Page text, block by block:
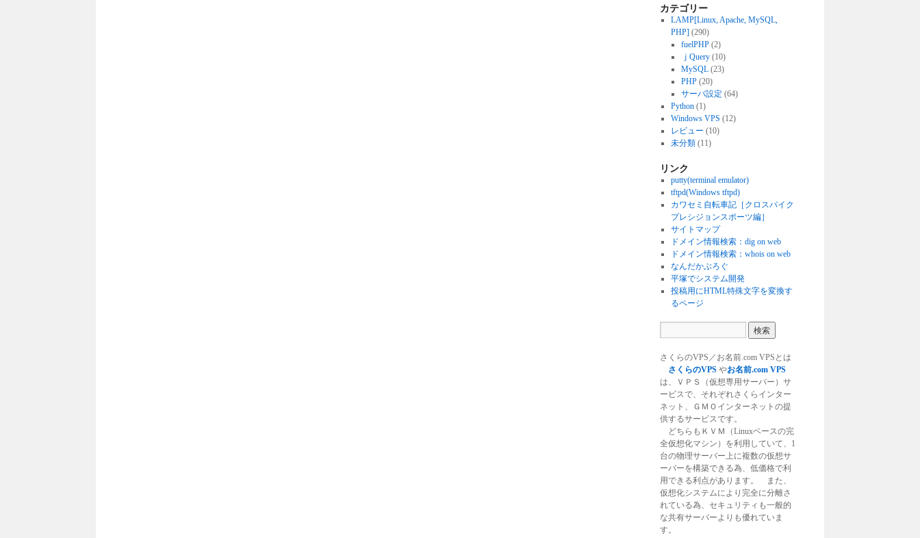
カテゴリー
LAMP[Linux, Apache, MySQL,
PHP] (290)
fuelPHP (2)
ｊQuery (10)
MySQL (23)
PHP (20)
サーバ設定 (64)
Python(1)
Windows VPS (12)
レビュー (10)
未分類(11)
リンク
putty(terminal emulator)
tftpd(Windows tftpd)
カワセミ自転車記［クロスバイク
プレシジョンスポーツ編］
サイトマップ
ドメイン情報検索：dig on web
ドメイン情報検索：whois on web
なんだかぶろぐ
平塚でシステム開発
投稿用にHTML特殊文字を変換す
るページ
さくらのVPS／お名前.com VPSとは
さくらのVPS やお名前.com VPS
は、ＶＰＳ（仮想専用サーバー）サ
ービスで、それぞれさくらインター
ネット、ＧＭＯインターネットの提
供するサービスです。
どちらもＫＶＭ（Linuxベースの完
全仮想化マシン）を利用していて、1
台の物理サーバー上に複数の仮想サ
ーバーを構築できる為、低価格で利
用できる利点があります。 また、
仮想化システムにより完全に分離さ
れている為、セキュリティも一般的
な共有サーバーよりも優れていま
す。